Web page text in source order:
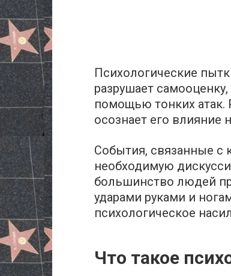
Психологические
разрушает
помощью тонких атак.
осознает его влияние
События, связанные с
необходимую
большинство людей
ударами руками и
психологическое
Что такое